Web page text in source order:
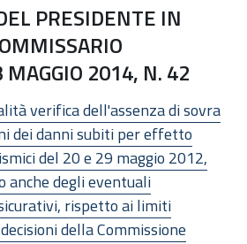
PRESIDENTE IN
MAGGIO 2014, N. 42
verifica dell'assenza di sovra
dei danni subiti per effetto
del 20 e 29 maggio 2012,
anche degli eventuali
rispetto ai limiti
della Commissione